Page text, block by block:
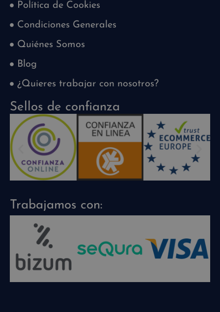
Política de Cookies
Condiciones Generales
Quiénes Somos
Blog
¿Quieres trabajar con nosotros?
Sellos de confianza
Trabajamos con: